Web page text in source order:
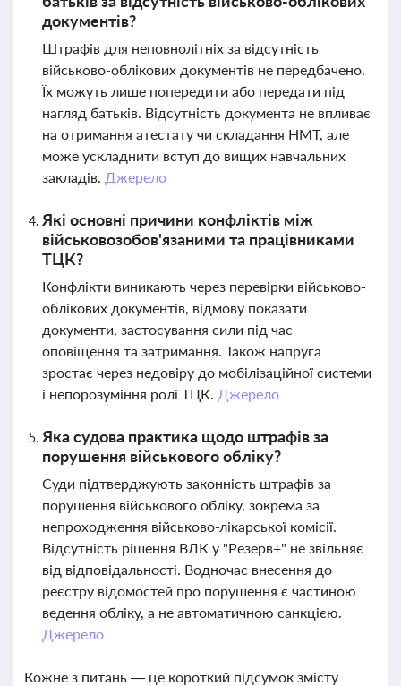
документів?
Штрафів для неповнолітніх за відсутність
військово-облікових документів не передбачено.
Їх можуть лише попередити або передати під
нагляд батьків. Відсутність документа не впливає
на отримання атестату чи складання НМТ, але
може ускладнити вступ до вищих навчальних
закладів. Джерело
Які основні причини конфліктів між
військовозобов'язаними та працівниками
ТЦК?
Конфлікти виникають через перевірки військово-
облікових документів, відмову показати
документи, застосування сили під час
оповіщення та затримання. Також напруга
зростає через недовіру до мобілізаційної системи
і непорозуміння ролі ТЦК. Джерело
Яка судова практика щодо штрафів за
порушення військового обліку?
Суди підтверджують законність штрафів за
порушення військового обліку, зокрема за
непроходження військово-лікарської комісії.
Відсутність рішення ВЛК у "Резерв+" не звільняє
від відповідальності. Водночас внесення до
реєстру відомостей про порушення є частиною
ведення обліку, а не автоматичною санкцією.
Джерело
Кожне з питань — це короткий підсумок змісту